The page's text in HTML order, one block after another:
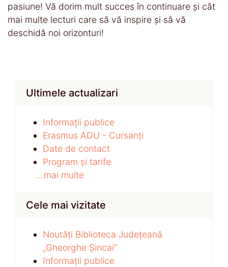
pasiune! Vă dorim mult succes în continuare și cât
mai multe lecturi care să vă inspire și să vă
deschidă noi orizonturi!
Ultimele actualizari
Informații publice
Erasmus ADU - Cursanți
Date de contact
Program și tarife
...mai multe
Cele mai vizitate
Noutăți Biblioteca Județeană
„Gheorghe Șincai”
Informații publice